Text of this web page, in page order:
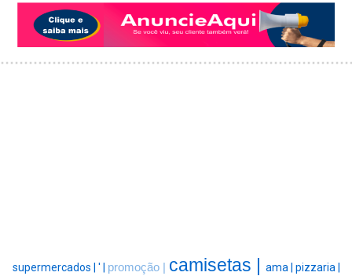
supermercados | ' | promoção | camisetas | ama | pizzaria |